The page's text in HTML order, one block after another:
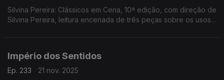
Silvina Pereira: Clássicos em Cena, 10ª edição, com direção de
Silvina Pereira, leitura encenada de três peças sobre os usos
Império dos Sentidos
Ep. 233
21 nov. 2025